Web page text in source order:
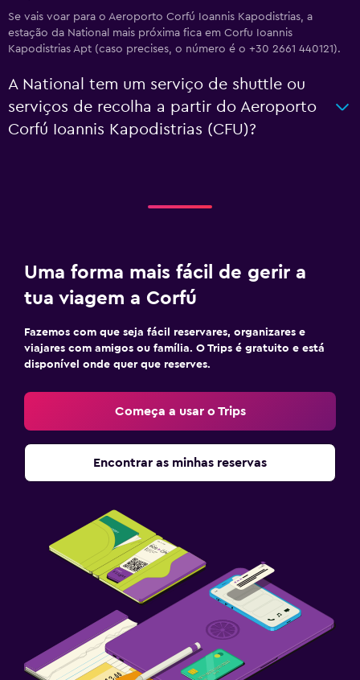
Se vais voar para o Aeroporto Corfú Ioannis Kapodistrias, a
estação da National mais próxima fica em Corfu Ioannis
Kapodistrias Apt (caso precises, o número é o +30 2661 440121).
A National tem um serviço de shuttle ou
serviços de recolha a partir do Aeroporto
Corfú Ioannis Kapodistrias (CFU)?
Uma forma mais fácil de gerir a
tua viagem a Corfú
Fazemos com que seja fácil reservares, organizares e
viajares com amigos ou família. O Trips é gratuito e está
disponível onde quer que reserves.
Começa a usar o Trips
Encontrar as minhas reservas